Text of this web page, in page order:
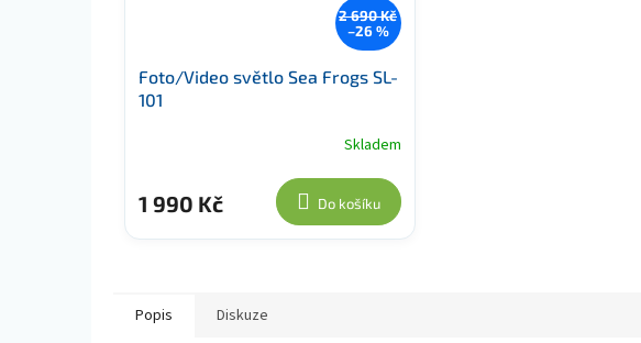
2 690 Kč
–26 %
Foto/Video světlo Sea Frogs SL-
101
Skladem
1 990 Kč Do košíku
Popis Diskuze